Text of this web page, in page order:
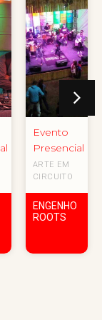
Evento
Presencial
ARTE EM
CIRCUITO
ENGENHO
ROOTS